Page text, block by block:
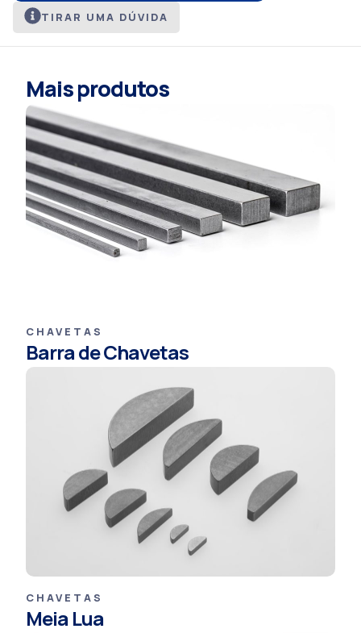
TIRAR UMA DÚVIDA
Mais produtos
CHAVETAS
Barra de Chavetas
CHAVETAS
Meia Lua